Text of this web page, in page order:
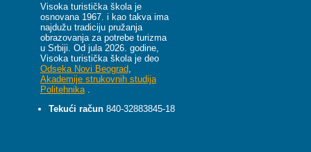
Visoka turistička škola je
osnovana 1967. i kao takva ima
najdužu tradiciju pružanja
obrazovanja za potrebe turizma
u Srbiji. Od jula 2026. godine,
Visoka turistička škola je deo
Odseka Novi Beograd
Akademije strukovnih studija
Politehnika
Tekući račun 840-32883845-18